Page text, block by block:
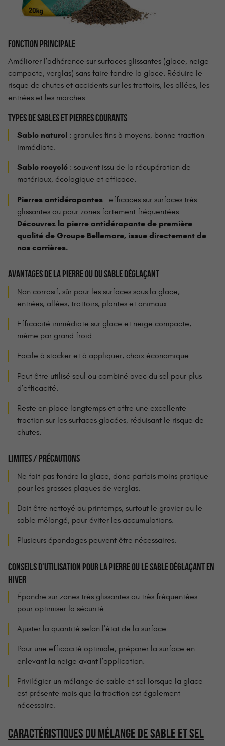
FONCTION PRINCIPALE
Améliorer l’adhérence sur surfaces glissantes (glace, neige
compacte, verglas) sans faire fondre la glace. Réduire le
risque de chutes et accidents sur les trottoirs, les allées, les
entrées et les marches.
TYPES DE SABLES ET PIERRES COURANTS
Sable naturel : granules fins à moyens, bonne traction
immédiate.
Sable recyclé : souvent issu de la récupération de
matériaux, écologique et efficace.
Pierres antidérapantes : efficaces sur surfaces très
glissantes ou pour zones fortement fréquentées.
Découvrez la pierre antidérapante de première
qualité de Groupe Bellemare, issue directement de
nos carrières.
AVANTAGES DE LA PIERRE OU DU SABLE DÉGLAÇANT
Non corrosif, sûr pour les surfaces sous la glace,
entrées, allées, trottoirs, plantes et animaux.
Efficacité immédiate sur glace et neige compacte,
même par grand froid.
Facile à stocker et à appliquer, choix économique.
Peut être utilisé seul ou combiné avec du sel pour plus
d’efficacité.
Reste en place longtemps et offre une excellente
traction sur les surfaces glacées, réduisant le risque de
chutes.
LIMITES / PRÉCAUTIONS
Ne fait pas fondre la glace, donc parfois moins pratique
pour les grosses plaques de verglas.
Doit être nettoyé au printemps, surtout le gravier ou le
sable mélangé, pour éviter les accumulations.
Plusieurs épandages peuvent être nécessaires.
CONSEILS D'UTILISATION POUR LA PIERRE OU LE SABLE DÉGLAÇANT EN
HIVER
Épandre sur zones très glissantes ou très fréquentées
pour optimiser la sécurité.
Ajuster la quantité selon l’état de la surface.
Pour une efficacité optimale, préparer la surface en
enlevant la neige avant l’application.
Privilégier un mélange de sable et sel lorsque la glace
est présente mais que la traction est également
nécessaire.
CARACTÉRISTIQUES DU MÉLANGE DE SABLE ET SEL